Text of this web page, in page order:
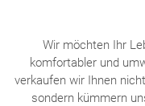
Wir möchten Ihr
komfortabler und
verkaufen wir Ihnen
sondern kümmern